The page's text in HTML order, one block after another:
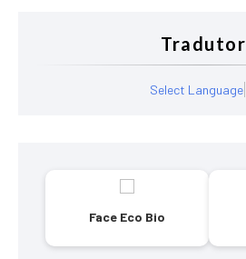
Tradutor
Select Language
Face Eco Bio